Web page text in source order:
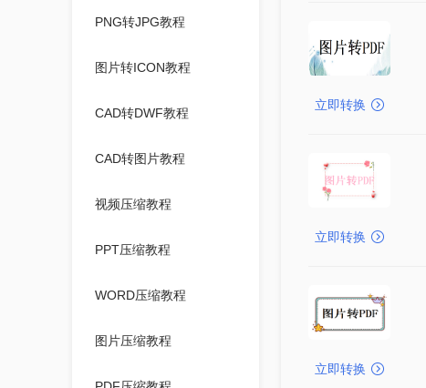
PNG转JPG教程
图片转ICON教程
CAD转DWF教程
CAD转图片教程
视频压缩教程
PPT压缩教程
WORD压缩教程
图片压缩教程
立即转换
立即转换
立即转换